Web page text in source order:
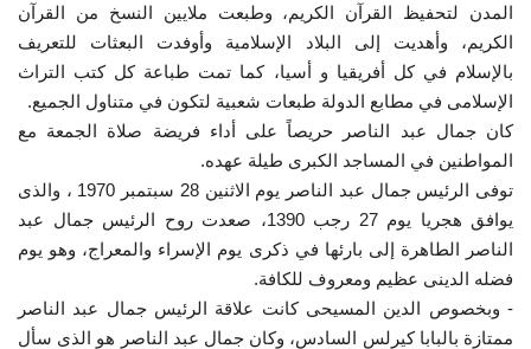
المدن لتحفيظ القرآن الكريم، وطبعت ملايين النسخ من القرآن
الكريم، وأهديت إلى البلاد الإسلامية وأوفدت البعثات للتعريف
بالإسلام في كل أفريقيا و أسيا، كما تمت طباعة كل كتب التراث
الإسلامى في مطابع الدولة طبعات شعبية لتكون في متناول الجميع.
كان جمال عبد الناصر حريصاً على أداء فريضة صلاة الجمعة مع
المواطنين في المساجد الكبرى طيلة عهده.
توفى الرئيس جمال عبد الناصر يوم الاثنين 28 سبتمبر 1970 ، والذى
يوافق هجريا يوم 27 رجب 1390، صعدت روح الرئيس جمال عبد
الناصر الطاهرة إلى بارئها في ذكرى يوم الإسراء والمعراج، وهو يوم
فضله الدينى عظيم ومعروف للكافة.
- وبخصوص الدين المسيحى كانت علاقة الرئيس جمال عبد الناصر
ممتازة بالبابا كيرلس السادس، وكان جمال عبد الناصر هو الذى سأل